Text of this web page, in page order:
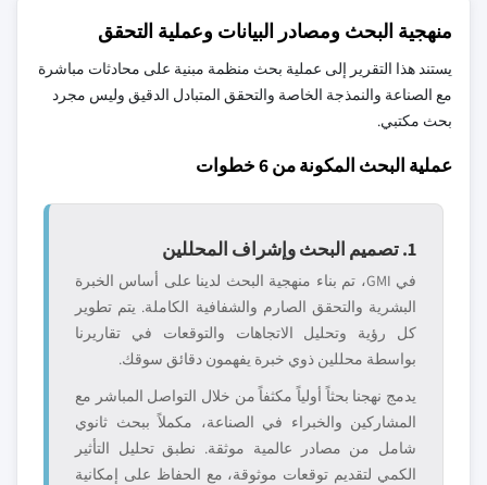
منهجية البحث ومصادر البيانات وعملية التحقق
يستند هذا التقرير إلى عملية بحث منظمة مبنية على محادثات مباشرة
مع الصناعة والنمذجة الخاصة والتحقق المتبادل الدقيق وليس مجرد
بحث مكتبي.
عملية البحث المكونة من 6 خطوات
1. تصميم البحث وإشراف المحللين
في GMI، تم بناء منهجية البحث لدينا على أساس الخبرة
البشرية والتحقق الصارم والشفافية الكاملة. يتم تطوير
كل رؤية وتحليل الاتجاهات والتوقعات في تقاريرنا
بواسطة محللين ذوي خبرة يفهمون دقائق سوقك.
يدمج نهجنا بحثاً أولياً مكثفاً من خلال التواصل المباشر مع
المشاركين والخبراء في الصناعة، مكملاً ببحث ثانوي
شامل من مصادر عالمية موثقة. نطبق تحليل التأثير
الكمي لتقديم توقعات موثوقة، مع الحفاظ على إمكانية